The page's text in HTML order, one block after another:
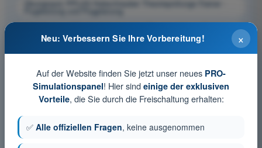
Übungsquiz PPL(H) Hubschrauber Theorieprüfungs-Trainer -
Flugleistung und Flugplanung ×
Neu: Verbessern Sie Ihre Vorbereitung!
Auf der Website finden Sie jetzt unser neues PRO-
Simulationspanel! Hier sind einige der exklusiven
Vorteile, die Sie durch die Freischaltung erhalten:
✅ Alle offiziellen Fragen, keine ausgenommen